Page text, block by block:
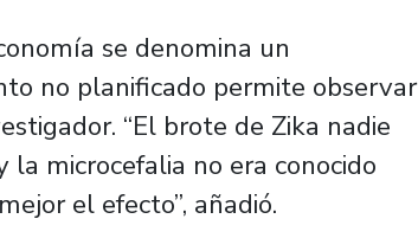
se denomina un
no planificado permite observar
“El brote de Zika nadie
microcefalia no era conocido
el efecto”, añadió.